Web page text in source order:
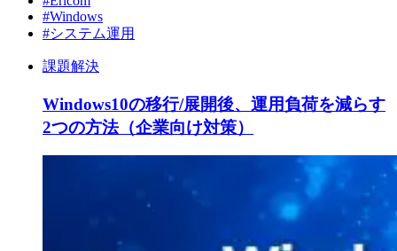
#Windows
#システム運用
課題解決
Windows10の移行/展開後、運用負荷を減らす
2つの方法（企業向け対策）